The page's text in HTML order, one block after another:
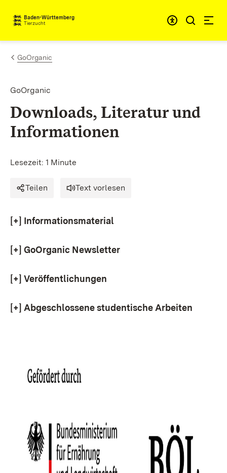
Zum Inhalt springen
Baden-Württemberg
Tierzucht
GoOrganic
GoOrganic
Downloads, Literatur und
Informationen
Lesezeit: 1 Minute
Teilen Text vorlesen
[+] Informationsmaterial
[+] GoOrganic Newsletter
[+] Veröffentlichungen
[+] Abgeschlossene studentische Arbeiten